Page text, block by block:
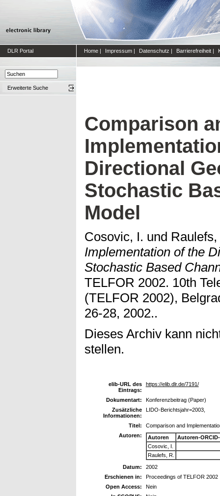
DLR Portal Home | Impressum | Datenschutz | Barrierefreiheit |
Erweiterte Suche
Comparison
Directional
Stochastic
Model
Cosovic, I. und
Implementation of the
Stochastic Based
TELFOR 2002. 10th
(TELFOR 2002),
26-28, 2002..
Dieses Archiv kann
stellen.
elib-URL des
Eintrags:
https://elib.dlr.de/7191/
Dokumentart:
Konferenzbeitrag (Paper)
Zusätzliche
Informationen:
LIDO-Berichtsjahr=2003,
Titel:
Comparison and
Autoren:
Autoren
Autoren-
Cosovic, I.
Raulefs, R.
Datum:
2002
Erschienen in:
Proceedings of TELFOR 2002
Open Access:
Nein